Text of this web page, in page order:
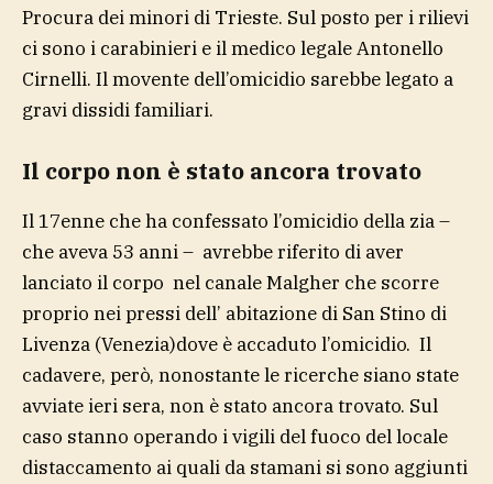
Procura dei minori di Trieste. Sul posto per i rilievi
ci sono i carabinieri e il medico legale Antonello
Cirnelli. Il movente dell’omicidio sarebbe legato a
gravi dissidi familiari.
Il corpo non è stato ancora trovato
Il 17enne che ha confessato l’omicidio della zia –
che aveva 53 anni – avrebbe riferito di aver
lanciato il corpo nel canale Malgher che scorre
proprio nei pressi dell’ abitazione di San Stino di
Livenza (Venezia)dove è accaduto l’omicidio. Il
cadavere, però, nonostante le ricerche siano state
avviate ieri sera, non è stato ancora trovato. Sul
caso stanno operando i vigili del fuoco del locale
distaccamento ai quali da stamani si sono aggiunti